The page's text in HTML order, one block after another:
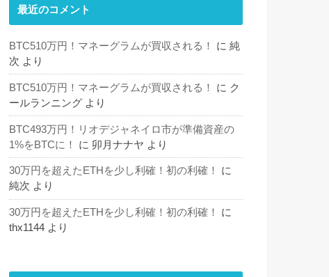
最近のコメント
BTC510万円！マネーグラムが買収される！ に 純
次 より
BTC510万円！マネーグラムが買収される！ に ク
ールランニング より
BTC493万円！リオデジャネイロ市が準備資産の
1%をBTCに！
に 卯月ナナヤ より
30万円を超えたETHを少し利確！初の利確！
に
純次 より
30万円を超えたETHを少し利確！初の利確！
に
thx1144 より